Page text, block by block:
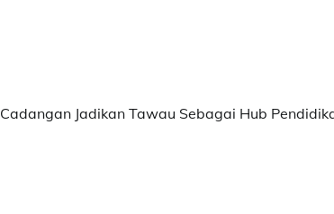
Cadangan Jadikan Tawau Sebagai Hub